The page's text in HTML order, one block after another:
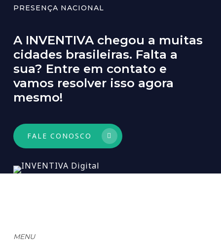
PRESENÇA NACIONAL
A INVENTIVA chegou a muitas
cidades brasileiras. Falta a
sua? Entre em contato e
vamos resolver isso agora
mesmo!
FALE CONOSCO
MENU